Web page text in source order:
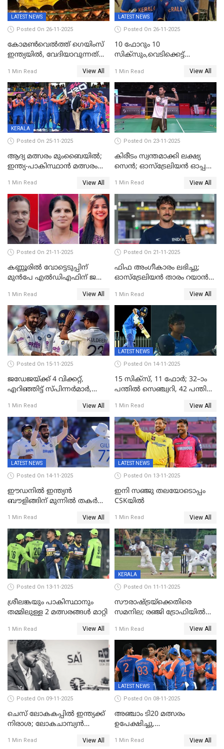
LATEST NEWS
Posted On 26-11-2025
കോമൺവെൽത്ത് ഗെയിംസ്
ഇന്ത്യയിൽ, വേദിയാവുന്നത്
1 Min Read View All
LATEST NEWS
Posted On 26-11-2025
10 ഫോറും 10
സിക്‌സും,വെടിക്കെട്ട്
അര്‍ധ സെഞ്ചുറിയുമായി
സഞ്ജു; ഒഡിഷയെ 10
വിക്കറ്റിന് തകര്‍ത്ത് കേരളം
1 Min Read View All
KERALA
Posted On 25-11-2025
ആദ്യ മത്സരം മുംബൈയിൽ;
ഇന്ത്യ-പാകിസ്ഥാൻ മത്സരം
ലോകകപ്പിന്‍റെ മത്സരക്രമം
പ്രഖ്യാപിച്ചു
1 Min Read View All
Posted On 23-11-2025
കിരീടം സ്വന്തമാക്കി ലക്ഷ്യ
സെന്‍; ഓസ്ട്രേലിയന്‍ ഓപ്പണ്‍
1 Min Read View All
Posted On 21-11-2025
കണ്ണൂരിൽ വോട്ടെടുപ്പിന്
മുൻപേ എൽഡിഎഫിന് ജയം;
സ്ഥാനാർഥികളില്ല
1 Min Read View All
Posted On 21-11-2025
ഫിഫ അംഗീകാരം ലഭിച്ചു;
ഓസ്‌ട്രേലിയന്‍ താരം റയാന്‍
നീലക്കുപ്പായത്തില്‍ കളിക്കാം
1 Min Read View All
Posted On 15-11-2025
ജഡേജയ്ക്ക് 4 വിക്കറ്റ്,
എറിഞ്ഞിട്ട് സ്പിന്നർമാർ,
പ്രോട്ടീസ്
1 Min Read View All
LATEST NEWS
Posted On 14-11-2025
15 സിക്സ്, 11 ഫോർ; 32–ാം
പന്തിൽ സെഞ്ച്വറി, 42 പന്തിൽ
1 Min Read View All
LATEST NEWS
Posted On 14-11-2025
ഈഡനിൽ ഇന്ത്യൻ
ബൗളിങ്ങിന് മുന്നിൽ തകർന്ന്
പുറത്ത്; ബുമ്രയ്ക്ക് അഞ്ച്
വിക്കറ്റ്
1 Min Read View All
LATEST NEWS
Posted On 13-11-2025
ഇനി സഞ്ജു തലയോടൊപ്പം
CSKയിൽ
1 Min Read View All
Posted On 13-11-2025
ശ്രീലങ്കയും പാകിസ്ഥാനും
തമ്മിലുള്ള 2 മത്സരങ്ങള്‍ മാറ്റി
1 Min Read View All
KERALA
Posted On 11-11-2025
സൗരാഷ്ട്രയ്‌ക്കെതിരെ
സമനില; രഞ്ജി ട്രോഫിയിൽ
1 Min Read View All
Posted On 09-11-2025
ചെസ് ലോകകപ്പില്‍ ഇന്ത്യക്ക്
നിരാശ; ലോകചാമ്പ്യന്‍
1 Min Read View All
LATEST NEWS
Posted On 08-11-2025
അഞ്ചാം ടി20 മത്സരം
ഉപേക്ഷിച്ചു,
ജയിച്ച് ഇന്ത്യ
1 Min Read View All